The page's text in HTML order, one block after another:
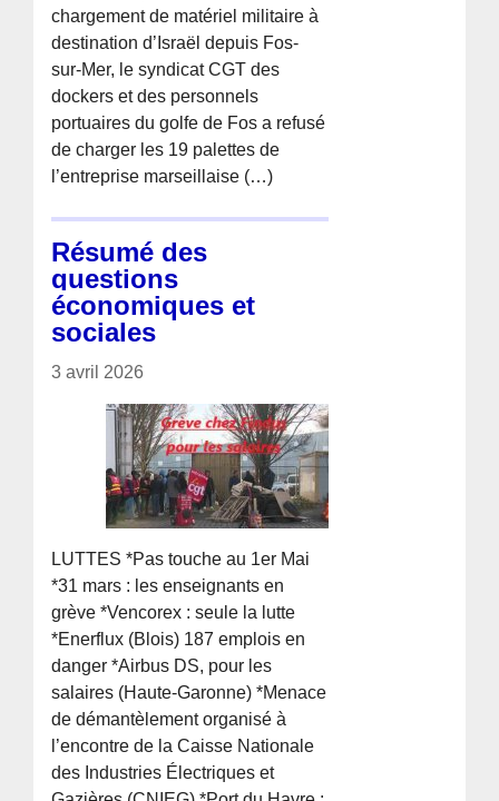
chargement de matériel militaire à
destination d’Israël depuis Fos-
sur-Mer, le syndicat CGT des
dockers et des personnels
portuaires du golfe de Fos a refusé
de charger les 19 palettes de
l’entreprise marseillaise (…)
Résumé des
questions
économiques et
sociales
3 avril 2026
LUTTES *Pas touche au 1er Mai
*31 mars : les enseignants en
grève *Vencorex : seule la lutte
*Enerflux (Blois) 187 emplois en
danger *Airbus DS, pour les
salaires (Haute-Garonne) *Menace
de démantèlement organisé à
l’encontre de la Caisse Nationale
des Industries Électriques et